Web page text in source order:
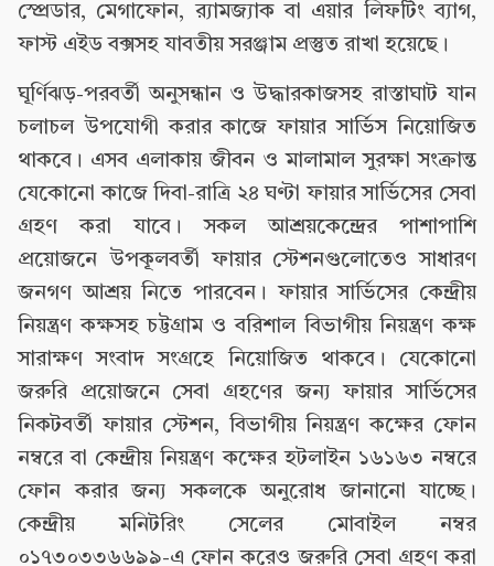
স্প্রেডার, মেগাফোন, র‌্যামজ্যাক বা এয়ার লিফটিং ব্যাগ,
ফাস্ট এইড বক্সসহ যাবতীয় সরঞ্জাম প্রস্তুত রাখা হয়েছে।
ঘূর্ণিঝড়-পরবর্তী অনুসন্ধান ও উদ্ধারকাজসহ রাস্তাঘাট যান
চলাচল উপযোগী করার কাজে ফায়ার সার্ভিস নিয়োজিত
থাকবে। এসব এলাকায় জীবন ও মালামাল সুরক্ষা সংক্রান্ত
যেকোনো কাজে দিবা-রাত্রি ২৪ ঘণ্টা ফায়ার সার্ভিসের সেবা
গ্রহণ করা যাবে। সকল আশ্রয়কেন্দ্রের পাশাপাশি
প্রয়োজনে উপকূলবর্তী ফায়ার স্টেশনগুলোতেও সাধারণ
জনগণ আশ্রয় নিতে পারবেন। ফায়ার সার্ভিসের কেন্দ্রীয়
নিয়ন্ত্রণ কক্ষসহ চট্টগ্রাম ও বরিশাল বিভাগীয় নিয়ন্ত্রণ কক্ষ
সারাক্ষণ সংবাদ সংগ্রহে নিয়োজিত থাকবে। যেকোনো
জরুরি প্রয়োজনে সেবা গ্রহণের জন্য ফায়ার সার্ভিসের
নিকটবর্তী ফায়ার স্টেশন, বিভাগীয় নিয়ন্ত্রণ কক্ষের ফোন
নম্বরে বা কেন্দ্রীয় নিয়ন্ত্রণ কক্ষের হটলাইন ১৬১৬৩ নম্বরে
ফোন করার জন্য সকলকে অনুরোধ জানানো যাচ্ছে।
কেন্দ্রীয় মনিটরিং সেলের মোবাইল নম্বর
০১৭৩০৩৩৬৬৯৯-এ ফোন করেও জরুরি সেবা গ্রহণ করা